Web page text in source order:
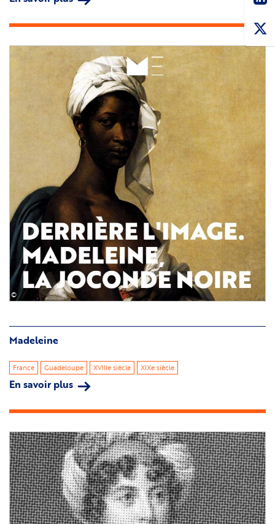
Jean
Légitimus
Image
©
Madeleine
France Guadeloupe XVIIIe siècle XIXe siècle
En savoir plus sur
Image